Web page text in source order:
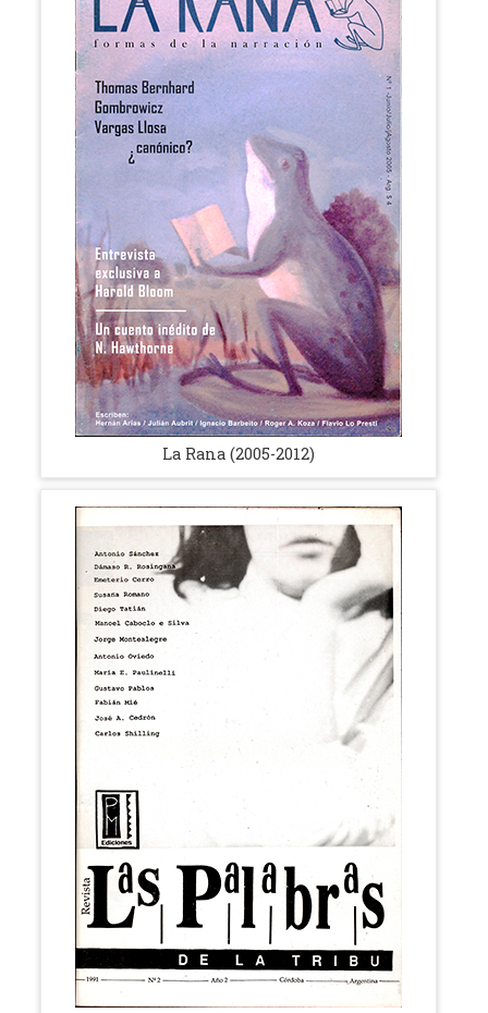
La Rana (2005-2012)